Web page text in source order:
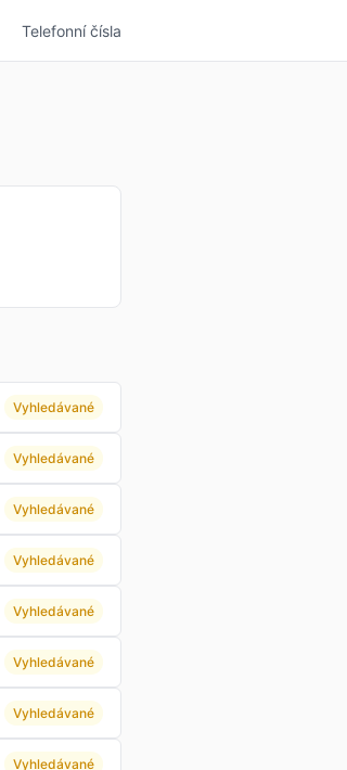
Telefonní čísla
Vyhledávané
Vyhledávané
Vyhledávané
Vyhledávané
Vyhledávané
Vyhledávané
Vyhledávané
Vyhledávané